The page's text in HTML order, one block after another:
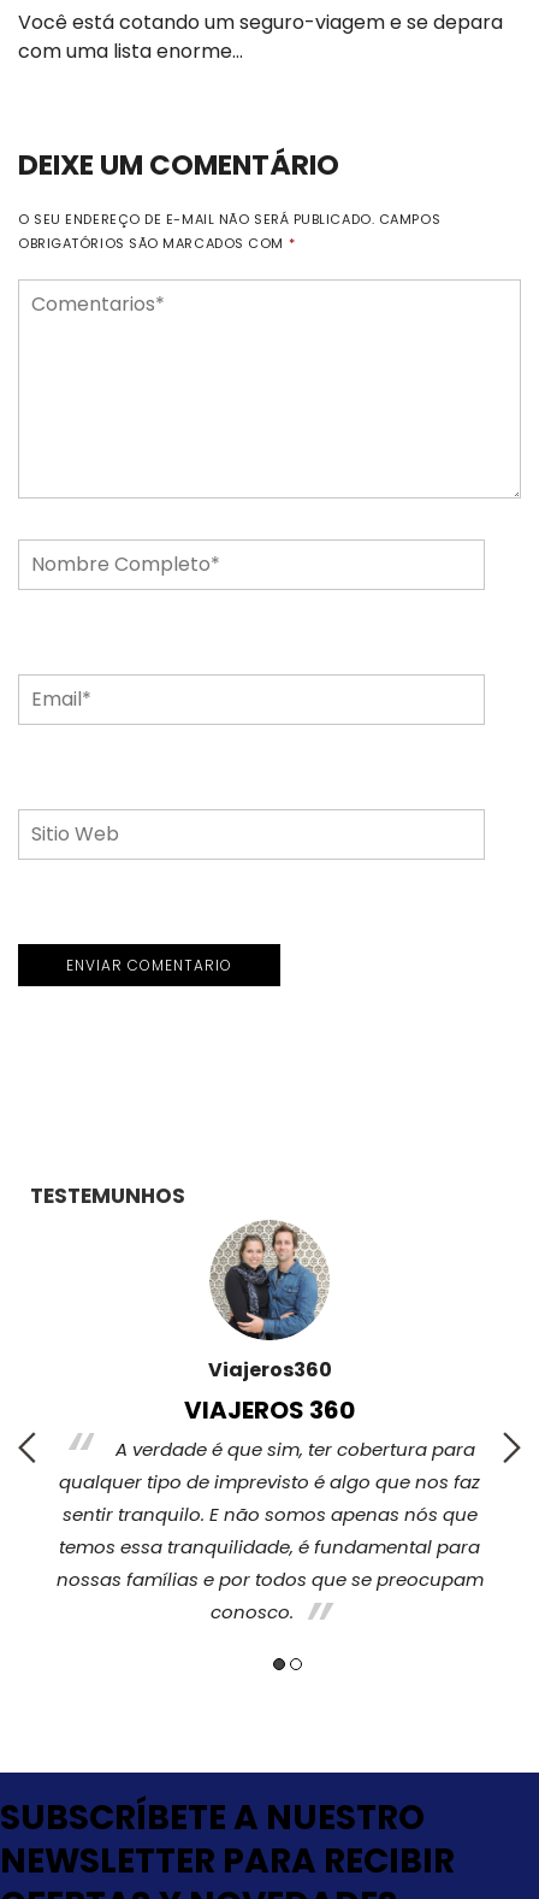
Você está cotando um seguro-viagem e se depara
com uma lista enorme…
DEIXE UM COMENTÁRIO
O SEU ENDEREÇO DE E-MAIL NÃO SERÁ PUBLICADO. CAMPOS
OBRIGATÓRIOS SÃO MARCADOS COM *
TESTEMUNHOS
Viajeros360
VIAJEROS 360
A verdade é que sim, ter cobertura para
qualquer tipo de imprevisto é algo que nos faz
sentir tranquilo. E não somos apenas nós que
temos essa tranquilidade, é fundamental para
nossas famílias e por todos que se preocupam
conosco.
SUBSCRÍBETE A NUESTRO
NEWSLETTER PARA RECIBIR